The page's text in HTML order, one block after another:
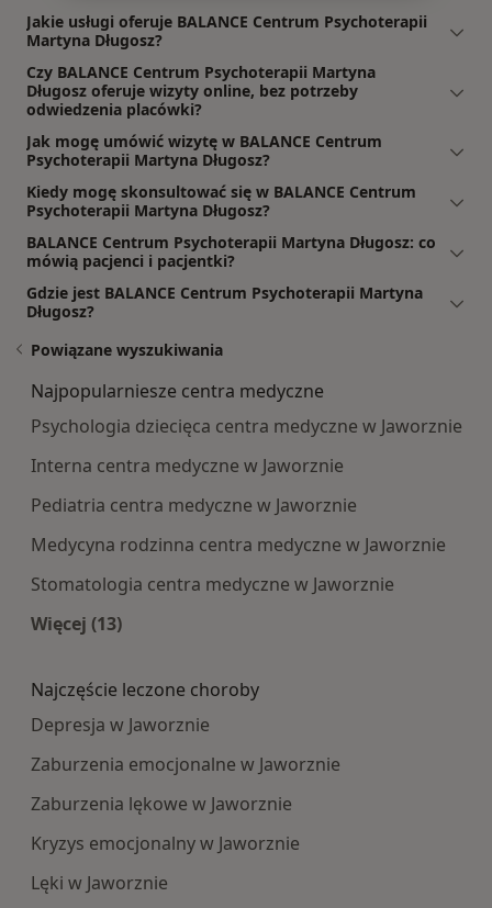
Jakie usługi oferuje BALANCE Centrum Psychoterapii
Martyna Długosz?
Czy BALANCE Centrum Psychoterapii Martyna
Długosz oferuje wizyty online, bez potrzeby
odwiedzenia placówki?
Jak mogę umówić wizytę w BALANCE Centrum
Psychoterapii Martyna Długosz?
Kiedy mogę skonsultować się w BALANCE Centrum
Psychoterapii Martyna Długosz?
BALANCE Centrum Psychoterapii Martyna Długosz: co
mówią pacjenci i pacjentki?
Gdzie jest BALANCE Centrum Psychoterapii Martyna
Długosz?
Powiązane wyszukiwania
Najpopularniesze centra medyczne
Psychologia dziecięca centra medyczne w Jaworznie
Interna centra medyczne w Jaworznie
Pediatria centra medyczne w Jaworznie
Medycyna rodzinna centra medyczne w Jaworznie
Stomatologia centra medyczne w Jaworznie
Więcej (13)
Najczęście leczone choroby
Depresja w Jaworznie
Zaburzenia emocjonalne w Jaworznie
Zaburzenia lękowe w Jaworznie
Kryzys emocjonalny w Jaworznie
Lęki w Jaworznie